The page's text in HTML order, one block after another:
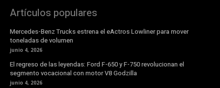
Artículos populares
Mercedes-Benz Trucks estrena el eActros Lowliner para mover
toneladas de volumen
junio 4, 2026
El regreso de las leyendas: Ford F-650 y F-750 revolucionan el
segmento vocacional con motor V8 Godzilla
junio 4, 2026